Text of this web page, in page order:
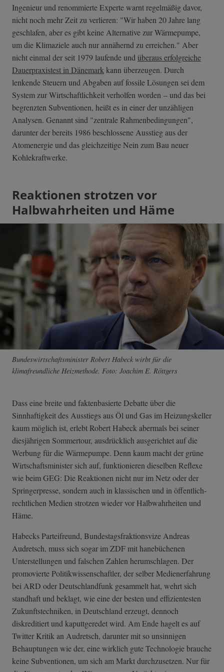
Ingenieur und renommierte Experte warnt regelmäßig davor,
nicht noch mehr Zeit zu verlieren: "Wir haben 20 Jahre lang
geschlafen, aber es gibt keine Alternative zur Wärmepumpe,
um die Klimaziele auch nur annähernd zu erreichen." Aber
nicht einmal der seit 1979 laufende undüberaus erfolgreiche
Dauerpraxistest in Dänemarkkann überzeugen. Durch
lenkende Steuern und Abgaben auf fossile Lösungen sei dem
System zur Wirtschaftlichkeit verholfen worden – und das bei
begrenzten Subventionen, heißt es in einer der unzähligen
Analysen. Genannt sind "zentrale Rahmenbedingungen",
darunter der bereits 1986 beschlossene Ausstieg aus der
Atomenergie und das gleichzeitige Nein zum Bau neuer
Kohlekraftwerke.
Reaktionen strotzen vor
Halbwahrheiten und Häme
Bundeswirtschaftsminister Robert Habeck wirbt für die
klimafreundliche Heizmethode. Foto: Joachim E. Röttgers
Dass eine breite und faktenbasierte Debatte über die
Sinnhaftigkeit des Ausstiegs aus Öl und Gas im Heizungskeller
kaum möglich ist, erlebt Robert Habeck abermals bei seiner
diesjährigen Sommertour, ausdrücklich ausgerichtet auf die
Werbung für die Wärmepumpe. Denn kaum macht der grüne
Wirtschaftsminister sich auf, funktionieren dieselben Reflexe
wie beim GEG: Die Reaktionen nicht nur im Netz oder der
Springerpresse, sondern auch in klassischen und in öffentlich-
rechtlichen Medien strotzen wieder vor Halbwahrheiten und
Häme.
Habecks Parteifreund, Bundestagsfraktionsvize Andreas
Audretsch, muss sich sogar im ZDF mit hanebüchenen
Unterstellungen und falschen Zahlen herumschlagen. Der
promovierte Politikwissenschaftler, der selber Medienerfahrung
bei ARD oder Deutschlandfunk gesammelt hat, wehrt sich
standhaft und beklagt, wie eine der besten und effizientesten
Zukunftstechniken, in Deutschland erzeugt, dennoch
diskreditiert und kaputtgeredet wird. Am Ende hagelt es auf
Twitter Kritik an Audretsch, darunter mit so unsinnigen
Behauptungen wie der, eine wirklich gute Technologie brauche
keine Subventionen, um sich am Markt durchzusetzen. Nur für